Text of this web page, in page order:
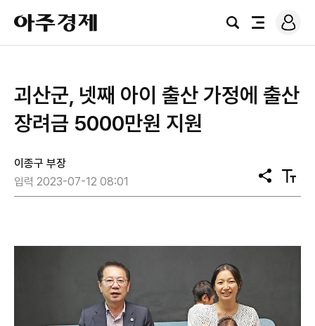
아
주
경
검
전
로
그
괴산군, 넷째 아이 출산 가정에 출산
장려금 5000만원 지원
이종구 부장
입력 2023-07-12 08:01
공
유
텍
스